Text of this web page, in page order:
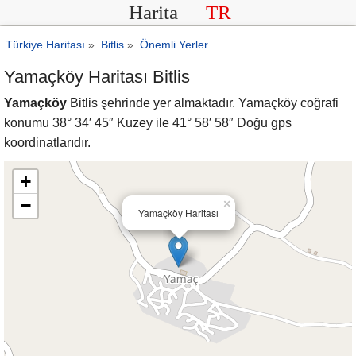
Harita TR
Türkiye Haritası » Bitlis » Önemli Yerler
Yamaçköy Haritası Bitlis
Yamaçköy Bitlis şehrinde yer almaktadır. Yamaçköy coğrafi
konumu 38° 34′ 45″ Kuzey ile 41° 58′ 58″ Doğu gps
koordinatlarıdır.
Yamaçköy Haritası
×
+
−